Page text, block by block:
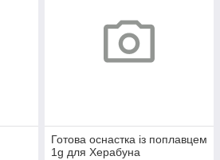
Готова оснастка із поплавцем
1g для Херабуна